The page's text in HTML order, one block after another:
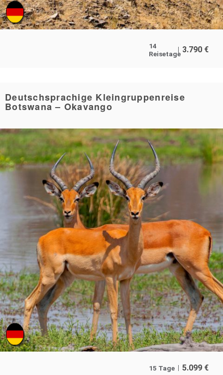
14
Reisetage 3.790 €
Deutschsprachige Kleingruppenreise
Botswana – Okavango
15 Tage 5.099 €